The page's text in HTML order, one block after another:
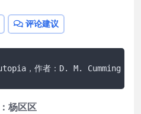
评论建议
，作者：D. M. Cumming
杨区区